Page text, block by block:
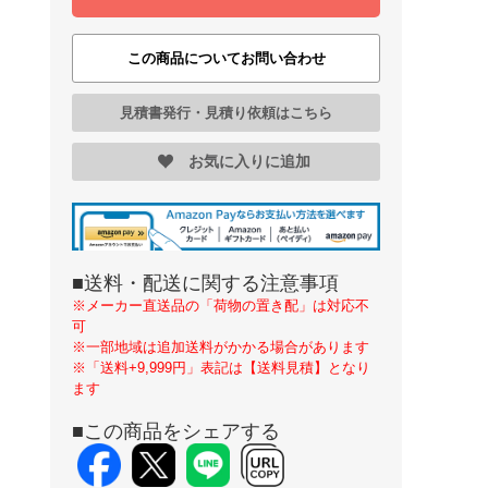
この商品についてお問い合わせ
見積書発行・見積り依頼はこちら
お気に入りに追加
■送料・配送に関する注意事項
※メーカー直送品の「荷物の置き配」は対応不
可
※一部地域は追加送料がかかる場合があります
※「送料+9,999円」表記は【送料見積】となり
ます
■この商品をシェアする